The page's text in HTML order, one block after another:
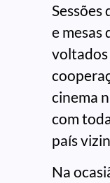
Sessões
e mesas
voltados
cinema
com
país
Na